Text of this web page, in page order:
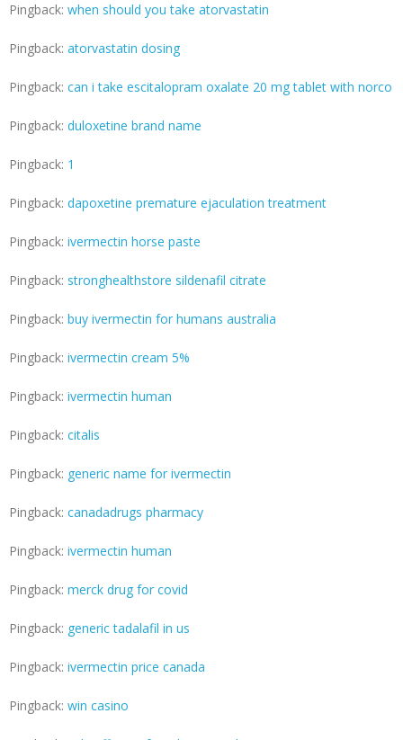
Pingback: when should you take atorvastatin
Pingback: atorvastatin dosing
Pingback: can i take escitalopram oxalate 20 mg tablet with norco
Pingback: duloxetine brand name
Pingback: 1
Pingback: dapoxetine premature ejaculation treatment
Pingback: ivermectin horse paste
Pingback: stronghealthstore sildenafil citrate
Pingback: buy ivermectin for humans australia
Pingback: ivermectin cream 5%
Pingback: ivermectin human
Pingback: citalis
Pingback: generic name for ivermectin
Pingback: canadadrugs pharmacy
Pingback: ivermectin human
Pingback: merck drug for covid
Pingback: generic tadalafil in us
Pingback: ivermectin price canada
Pingback: win casino